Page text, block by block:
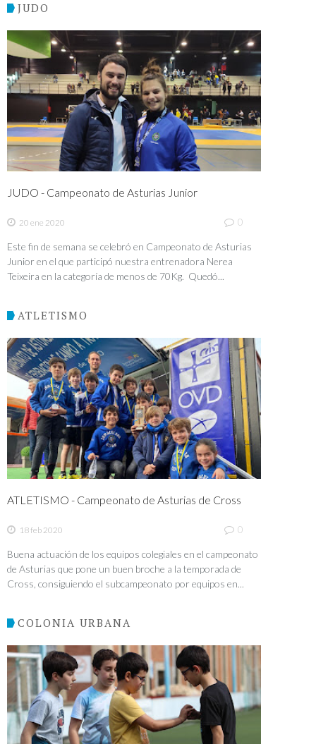
JUDO
JUDO - Campeonato de Asturias Junior
20 ene 2020 0
Este fin de semana se celebró en Campeonato de Asturias
Junior en el que participó nuestra entrenadora Nerea
Teixeira en la categoría de menos de 70Kg. Quedó...
ATLETISMO
ATLETISMO - Campeonato de Asturias de Cross
18 feb 2020 0
Buena actuación de los equipos colegiales en el campeonato
de Asturias que pone un buen broche a la temporada de
Cross, consiguiendo el subcampeonato por equipos en...
COLONIA URBANA